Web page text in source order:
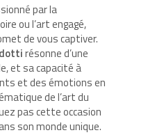
par la
ou l’art engagé,
de vous captiver.
résonne d’une
et sa capacité à
et des émotions en
de l’art du
pas cette occasion
son monde unique.